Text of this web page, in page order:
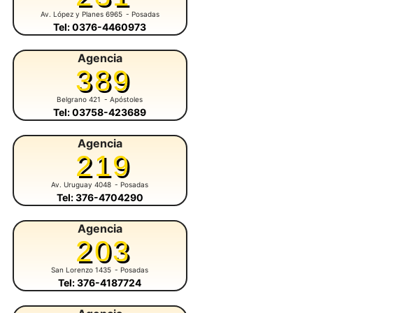
Av. López y Planes 6965 - Posadas
Tel: 0376-4460973
Agencia
389
Belgrano 421 - Apóstoles
Tel: 03758-423689
Agencia
219
Av. Uruguay 4048 - Posadas
Tel: 376-4704290
Agencia
203
San Lorenzo 1435 - Posadas
Tel: 376-4187724